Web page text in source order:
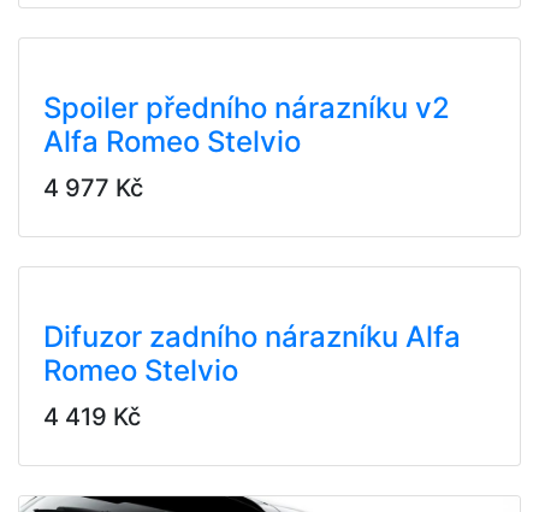
Spoiler předního nárazníku v2
Alfa Romeo Stelvio
4 977 Kč
Difuzor zadního nárazníku Alfa
Romeo Stelvio
4 419 Kč